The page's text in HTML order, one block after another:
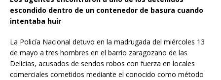
escondido dentro de un contenedor de basura cuando
intentaba huir
La Policía Nacional detuvo en la madrugada del miércoles 13
de mayo a tres hombres en el barrio zaragozano de las
Delicias, acusados de sendos robos con fuerza en locales
comerciales cometidos mediante el conocido como método